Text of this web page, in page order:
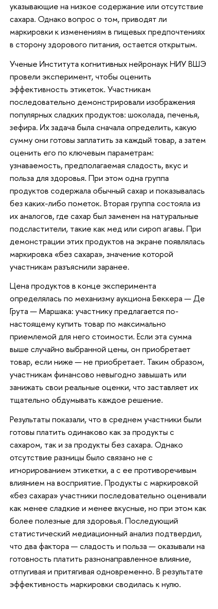
указывающие на низкое содержание или отсутствие
сахара. Однако вопрос о том, приводят ли
маркировки к изменениям в пищевых предпочтениях
в сторону здорового питания, остается открытым.
Ученые Института когнитивных нейронаук НИУ ВШЭ
провели эксперимент, чтобы оценить
эффективность этикеток. Участникам
последовательно демонстрировали изображения
популярных сладких продуктов: шоколада, печенья,
зефира. Их задача была сначала определить, какую
сумму они готовы заплатить за каждый товар, а затем
оценить его по ключевым параметрам:
узнаваемость, предполагаемая сладость, вкус и
польза для здоровья. При этом одна группа
продуктов содержала обычный сахар и показывалась
без каких-либо пометок. Вторая группа состояла из
их аналогов, где сахар был заменен на натуральные
подсластители, такие как мед или сироп агавы. При
демонстрации этих продуктов на экране появлялась
маркировка «без сахара», значение которой
участникам разъяснили заранее.
Цена продуктов в конце эксперимента
определялась по механизму аукциона Беккера — Де
Грута — Маршака: участнику предлагается по-
настоящему купить товар по максимально
приемлемой для него стоимости. Если эта сумма
выше случайно выбранной цены, он приобретает
товар, если ниже — не приобретает. Таким образом,
участникам финансово невыгодно завышать или
занижать свои реальные оценки, что заставляет их
тщательно обдумывать каждое решение.
Результаты показали, что в среднем участники были
готовы платить одинаково как за продукты с
сахаром, так и за продукты без сахара. Однако
отсутствие разницы было связано не с
игнорированием этикетки, а с ее противоречивым
влиянием на восприятие. Продукты с маркировкой
«без сахара» участники последовательно оценивали
как менее сладкие и менее вкусные, но при этом как
более полезные для здоровья. Последующий
статистический медиационный анализ подтвердил,
что два фактора — сладость и польза — оказывали на
готовность платить разнонаправленное влияние,
отпугивая и притягивая одновременно. В результате
эффективность маркировки сводилась к нулю.